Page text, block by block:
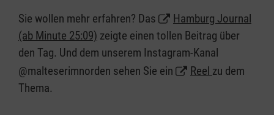
Sie wollen mehr erfahren? Das
Hamburg Journal
(ab Minute 25:09) zeigte einen tollen Beitrag über
den Tag. Und dem unserem Instagram-Kanal
@malteserimnorden sehen Sie ein
Reel zu dem
Thema.